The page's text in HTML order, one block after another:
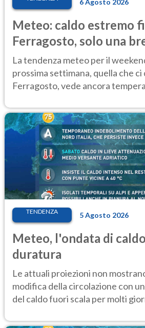
6 Agosto 2026
Meteo: caldo estremo
Ferragosto, solo una
Ecco dove
La tendenza meteo per il
prossima settimana, quella che ci
Ferragosto, vede ancora
TENDENZA 5 Agosto 2026
Meteo, l'ondata di
duratura
Le attuali proiezioni non
modifica della circolazione con
del caldo fuori scala per molti